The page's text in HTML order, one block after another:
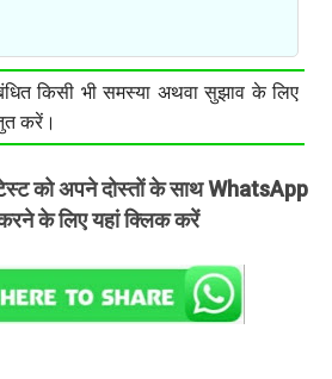
किसी भी समस्या अथवा सुझाव के लिए
करें।
को अपने दोस्तों के साथ WhatsApp
के लिए यहां क्लिक करें